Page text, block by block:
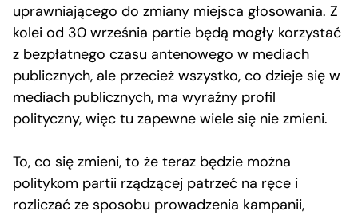
uprawniającego do zmiany miejsca głosowania. Z
kolei od 30 września partie będą mogły korzystać
z bezpłatnego czasu antenowego w mediach
publicznych, ale przecież wszystko, co dzieje się w
mediach publicznych, ma wyraźny profil
polityczny, więc tu zapewne wiele się nie zmieni.
To, co się zmieni, to że teraz będzie można
politykom partii rządzącej patrzeć na ręce i
rozliczać ze sposobu prowadzenia kampanii,